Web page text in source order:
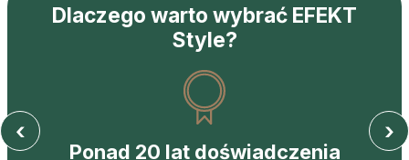
Dlaczego warto wybrać EFEKT
Style?
Ponad 20 lat doświadczenia
‹ ›